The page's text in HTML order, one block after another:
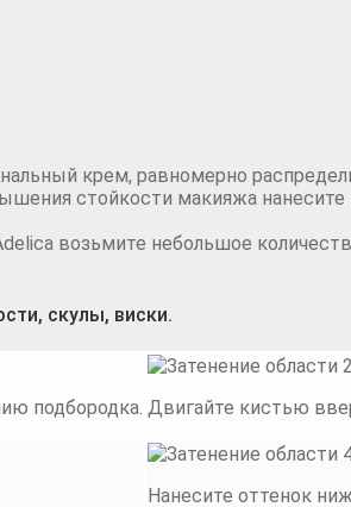
крем, равномерно
стойкости макияжа
возьмите небольшое
скулы, виски.
подбородка. Двигайте кистью
Нанесите оттенок